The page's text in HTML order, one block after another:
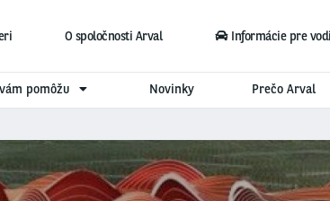
O spoločnosti Arval Informácie pre
pomôžu Novinky Prečo Arval